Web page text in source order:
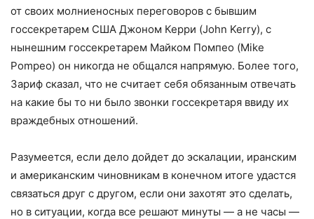
от своих молниеносных переговоров с бывшим
госсекретарем США Джоном Керри (John Kerry), с
нынешним госсекретарем Майком Помпео (Mike
Pompeo) он никогда не общался напрямую. Более того,
Зариф сказал, что не считает себя обязанным отвечать
на какие бы то ни было звонки госсекретаря ввиду их
враждебных отношений.
Разумеется, если дело дойдет до эскалации, иранским
и американским чиновникам в конечном итоге удастся
связаться друг с другом, если они захотят это сделать,
но в ситуации, когда все решают минуты — а не часы —